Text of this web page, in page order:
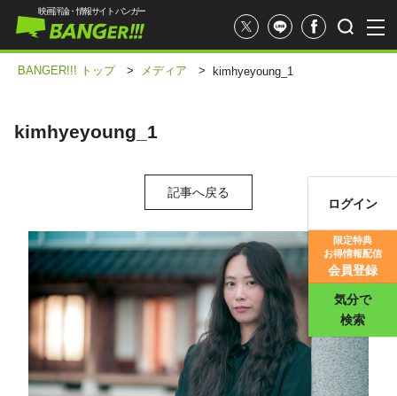
映画評価
映画評論・情報サイト バンガー
ログイン
限定特典
お得情報配信
会員登録
気分で
検索
BANGER!!! トップ > メディア > kimhyeyoung_1
kimhyeyoung_1
記事へ戻る